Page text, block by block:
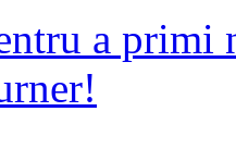
a primi